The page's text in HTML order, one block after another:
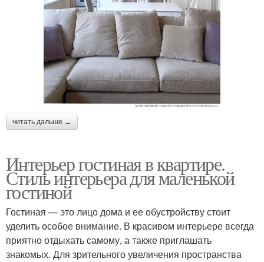
читать дальше →
Интерьер гостиная в квартире.
Стиль интерьера для маленькой
гостиной
Гостиная — это лицо дома и ее обустройству стоит
уделить особое внимание. В красивом интерьере всегда
приятно отдыхать самому, а также приглашать
знакомых. Для зрительного увеличения пространства